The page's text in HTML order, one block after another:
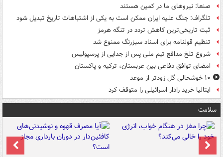
صنعا: نیروهای ما در کمین‌ هستند
تلگراف: جنگ علیه ایران ممکن است به یکی از اشتباهات تاریخ تبدیل شود
ثبت تاریخی‌ترین کاهش تردد در تنگه هرمز
تنظیم قولنامه برای اسناد سبزرنگ ممنوع شد
شروع تلخ مدافع تیم ملی پس از جدایی از پرسپولیس
امضای توافق دفاعی بین عربستان، ترکیه و پاکستان
۱۰ خوشحالی گل زودتر از موعد
ایتالیا خرید رادار اسرائیلی را متوقف کرد
سلامت